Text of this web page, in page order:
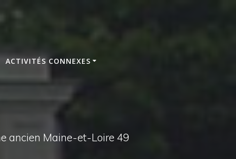
ACTIVITÉS CONNEXES
ancien Maine-et-Loire 49